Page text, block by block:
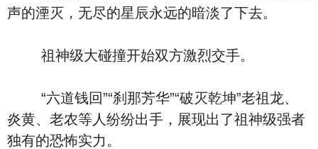
声的湮灭，无尽的星辰永远的暗淡了下去。
祖神级大碰撞开始双方激烈交手。
“六道钱回”“刹那芳华”“破灭乾坤”老祖龙、
炎黄、老农等人纷纷出手，展现出了祖神级强者
独有的恐怖实力。